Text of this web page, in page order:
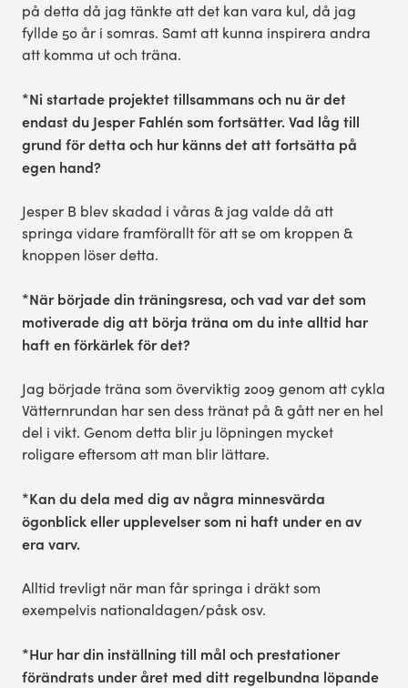
på detta då jag tänkte att det kan vara kul, då jag
fyllde 50 år i somras. Samt att kunna inspirera andra
att komma ut och träna.
*Ni startade projektet tillsammans och nu är det
endast du Jesper Fahlén som fortsätter. Vad låg till
grund för detta och hur känns det att fortsätta på
egen hand?
Jesper B blev skadad i våras & jag valde då att
springa vidare framförallt för att se om kroppen &
knoppen löser detta.
*När började din träningsresa, och vad var det som
motiverade dig att börja träna om du inte alltid har
haft en förkärlek för det?
Jag började träna som överviktig 2009 genom att cykla
Vätternrundan har sen dess tränat på & gått ner en hel
del i vikt. Genom detta blir ju löpningen mycket
roligare eftersom att man blir lättare.
*Kan du dela med dig av några minnesvärda
ögonblick eller upplevelser som ni haft under en av
era varv.
Alltid trevligt när man får springa i dräkt som
exempelvis nationaldagen/påsk osv.
*Hur har din inställning till mål och prestationer
förändrats under året med ditt regelbundna löpande